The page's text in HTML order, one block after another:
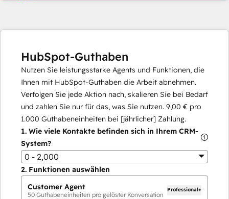
HubSpot-Guthaben
Nutzen Sie leistungsstarke Agents und Funktionen, die
Ihnen mit HubSpot-Guthaben die Arbeit abnehmen.
Verfolgen Sie jede Aktion nach, skalieren Sie bei Bedarf
und zahlen Sie nur für das, was Sie nutzen. 9,00 € pro
1.000 Guthabeneinheiten bei [jährlicher] Zahlung.
1. Wie viele Kontakte befinden sich in Ihrem CRM-
System?
0 - 2,000
2. Funktionen auswählen
Customer Agent
50 Guthabeneinheiten pro gelöster Konversation
Professional+